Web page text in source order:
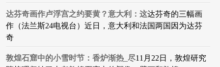
达芬奇画作卢浮宫之约要黄？意大利：这达芬奇的三幅画
作（法兰斯24电视台）近日，意大利和法国两国因为达芬
奇
敦煌石窟中的小雪时节：香炉渐热_尽11月22日，敦煌研究